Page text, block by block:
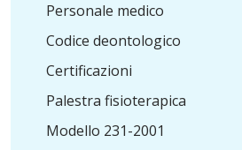
Personale medico
Codice deontologico
Certificazioni
Palestra fisioterapica
Modello 231-2001